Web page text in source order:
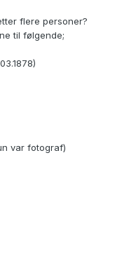
flere personer?
til følgende;
var fotograf)